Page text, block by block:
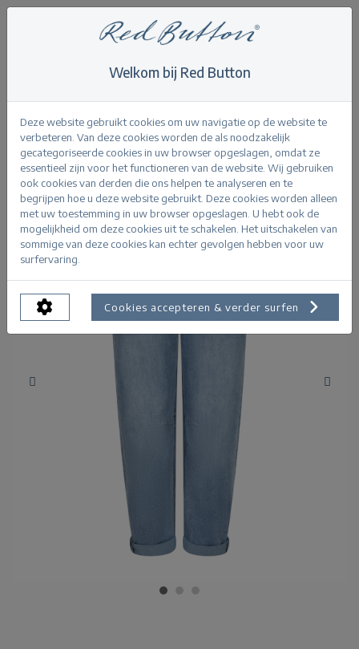
> Casey lightstone
Terug
Welkom bij Red Button
Deze website gebruikt cookies om uw navigatie op de website te
verbeteren. Van deze cookies worden de als noodzakelijk
gecategoriseerde cookies in uw browser opgeslagen, omdat ze
essentieel zijn voor het functioneren van de website. Wij gebruiken
ook cookies van derden die ons helpen te analyseren en te
begrijpen hoe u deze website gebruikt. Deze cookies worden alleen
met uw toestemming in uw browser opgeslagen. U hebt ook de
mogelijkheid om deze cookies uit te schakelen. Het uitschakelen van
sommige van deze cookies kan echter gevolgen hebben voor uw
surfervaring.
Cookies accepteren & verder surfen